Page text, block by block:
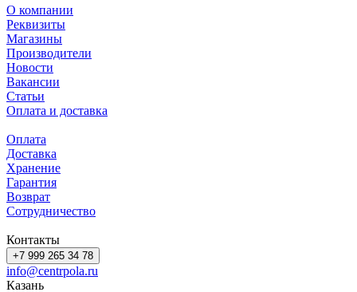
О компании
Реквизиты
Магазины
Производители
Новости
Вакансии
Статьи
Оплата и доставка
Оплата
Доставка
Хранение
Гарантия
Возврат
Сотрудничество
Контакты
+7 999 265 34 78
info@centrpola.ru
Казань